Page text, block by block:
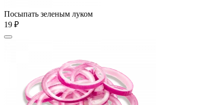
Посыпать зеленым луком
19 ₽